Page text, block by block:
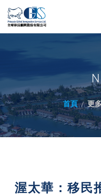
首頁 更
渥太華：移民